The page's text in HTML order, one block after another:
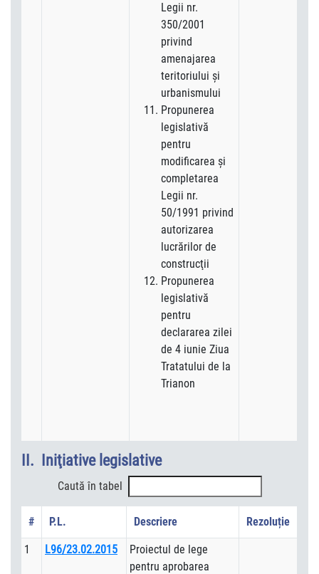
Legii nr.
350/2001
privind
amenajarea
teritoriului şi
urbanismului
Propunerea
legislativă
pentru
modificarea şi
completarea
Legii nr.
50/1991 privind
autorizarea
lucrărilor de
construcţii
Propunerea
legislativă
pentru
declararea zilei
de 4 iunie Ziua
Tratatului de la
Trianon
II. Iniţiative legislative
Caută în tabel
# P.L. Descriere Rezoluție
1 L96/23.02.2015
Proiectul de lege
pentru aprobarea